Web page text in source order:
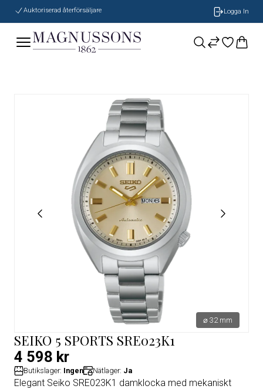
Auktoriserad återförsäljare Logga In
⌀ 32 mm
SEIKO 5 SPORTS SRE023K1
4 598 kr
Butikslager: Ingen Nätlager: Ja
Elegant Seiko SRE023K1 damklocka med mekaniskt